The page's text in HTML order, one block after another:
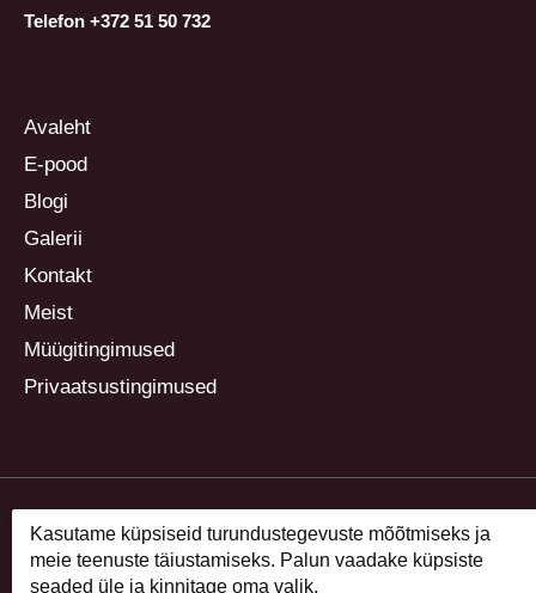
Telefon +372 51 50 732
Avaleht
E-pood
Blogi
Galerii
Kontakt
Meist
Müügitingimused
Privaatsustingimused
Kasutame küpsiseid turundustegevuste mõõtmiseks ja
meie teenuste täiustamiseks. Palun vaadake küpsiste
seaded üle ja kinnitage oma valik.